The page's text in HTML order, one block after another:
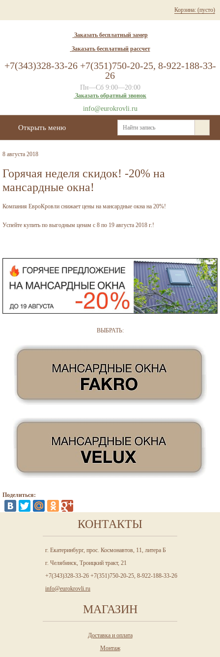
Корзина: (пусто)
Заказать бесплатный замер
Заказать бесплатный рассчет
+7(343)328-33-26 +7(351)750-20-25, 8-922-188-33-
26
Пн—Сб 9:00—20:00
Заказать обратный звонок
info@eurokrovli.ru
Открыть меню
8 августа 2018
Горячая неделя скидок! -20% на
мансардные окна!
Компания ЕвроКровли снижает цены на мансардные окна на 20%!
Успейте купить по выгодным ценам с 8 по 19 августа 2018 г.!
ВЫБРАТЬ:
Поделиться:
КОНТАКТЫ
г. Екатеринбург, прос. Космонавтов, 11, литера Б
г. Челябинск, Троицкий тракт, 21
+7(343)328-33-26 +7(351)750-20-25, 8-922-188-33-26
info@eurokrovli.ru
МАГАЗИН
Доставка и оплата
Монтаж